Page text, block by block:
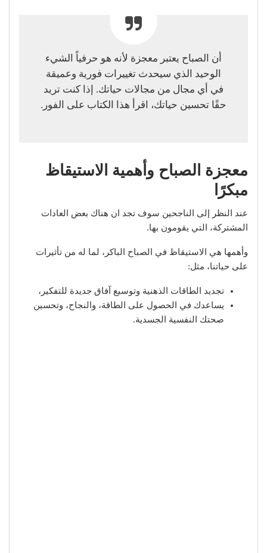
أن الصباح يعتبر معجزة لأنه هو حرفياً الشيء
الوحيد الذي سيحدث تغييرات فورية وعميقة
في أي مجال من مجالات حياتك. إذا كنت تريد
حقًا تحسين حياتك، اقرأ هذا الكتاب على الفور.
معجزة الصباح وأهمية الاستيقاظ
مبكرًا
عند النظر إلى الناجحين سوف تجد ان هناك بعض العادات
المشتركة، التي يقومون بها.
وأهمها هي الاستيقاظ في الصباح الباكر، لما له من تأثيرات
على حياتنا، مثل:
تجديد الطاقات الذهنية وتوسيع آفاق جديدة للتفكير،
يساعدك في الحصول على الطاقة، والنجاح، وتحسين
صحتك النفسية الجسدية.